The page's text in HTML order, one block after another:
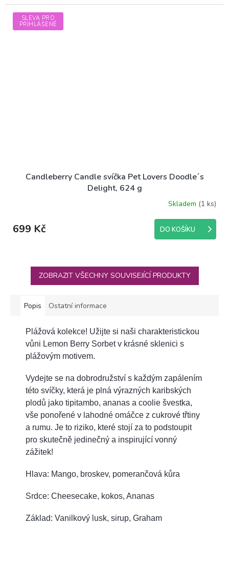
SLEVA PRO
PŘIHLÁŠENÉ
Candleberry Candle svíčka Pet Lovers Doodle´s
Delight, 624 g
Skladem (1 ks)
699 Kč DO KOŠÍKU
ZOBRAZIT VŠECHNY SOUVISEJÍCÍ PRODUKTY
Popis Ostatní informace
Plážová kolekce! Užijte si naši charakteristickou
vůni Lemon Berry Sorbet v krásné sklenici s
plážovým motivem.
Vydejte se na dobrodružství s každým zapálením
této svíčky, která je plná výrazných karibských
plodů jako tipitambo, ananas a coolie švestka,
vše ponořené v lahodné omáčce z cukrové třtiny
a rumu. Je to riziko, které stojí za to podstoupit
pro skutečně jedinečný a inspirující vonný
zážitek!
Hlava: Mango, broskev, pomerančová kůra
Srdce: Cheesecake, kokos, Ananas
Základ: Vanilkový lusk, sirup, Graham